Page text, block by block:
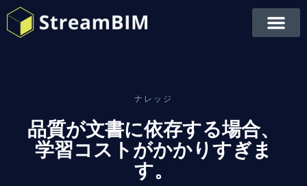
ナレッジ
品質が文書に依存する場合、
学習コストがかかりすぎま
す。